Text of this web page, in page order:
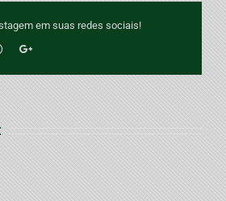
em suas redes sociais!
WhatsappGoogle+